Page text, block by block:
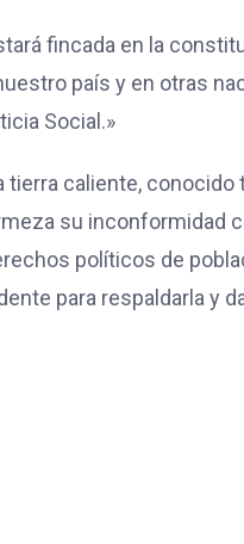
fincada en la
país y en otras
Social.»
tierra caliente,
su inconformidad
políticos de
para respaldarla y